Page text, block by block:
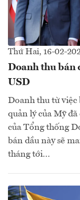
Thứ Hai, 16-02-
Doanh thu bán
USD
Doanh thu từ việc
quản lý của Mỹ
của Tổng thống
bán dầu này sẽ
tháng tới...